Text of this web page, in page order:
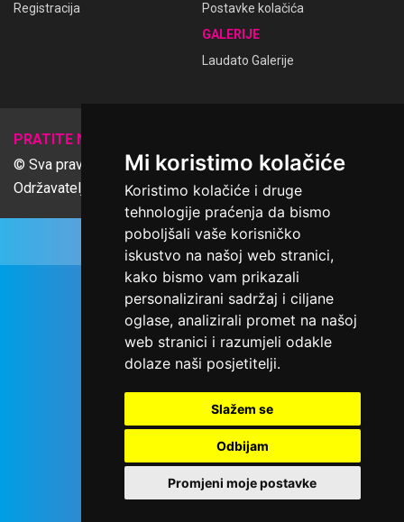
Mi koristimo kolačiće
Koristimo kolačiće i druge
tehnologije praćenja da bismo
poboljšali vaše korisničko
iskustvo na našoj web stranici,
kako bismo vam prikazali
personalizirani sadržaj i ciljane
oglase, analizirali promet na našoj
web stranici i razumjeli odakle
dolaze naši posjetitelji.
Slažem se
Odbijam
Promjeni moje postavke
Registracija
Postavke kolačića
GALERIJE
Laudato Galerije
PRATITE NAS
© Sva prava pridržana Udruga Ime dobrote
Održavatelj Netcom d.o.o., Riva 6, Rijeka